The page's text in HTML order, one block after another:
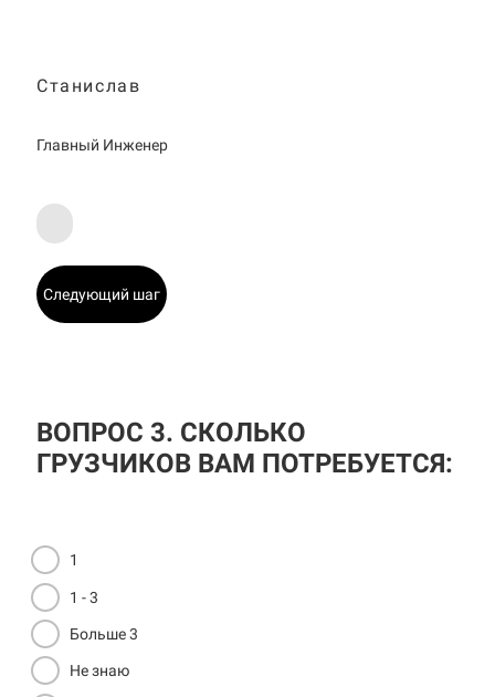
Станислав
Главный Инженер
Следующий шаг
ВОПРОС 3. СКОЛЬКО
ГРУЗЧИКОВ ВАМ ПОТРЕБУЕТСЯ:
1
1 - 3
Больше 3
Не знаю